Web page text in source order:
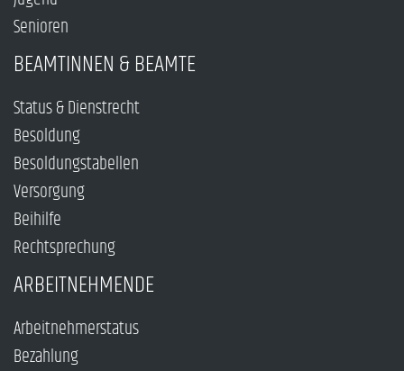
Senioren
BEAMTINNEN & BEAMTE
Status & Dienstrecht
Besoldung
Besoldungstabellen
Versorgung
Beihilfe
Rechtsprechung
ARBEITNEHMENDE
Arbeitnehmerstatus
Bezahlung